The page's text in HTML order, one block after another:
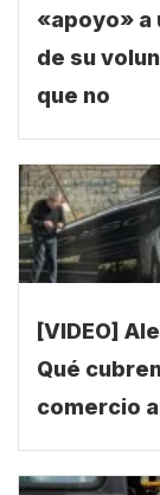
«apoyo» a
de su
que no
[VIDEO]
Qué
comercio